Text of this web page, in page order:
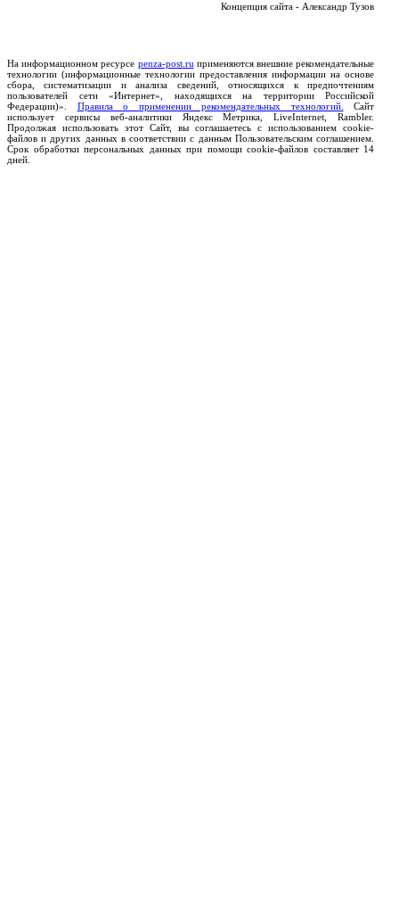
Концепция сайта - Александр Тузов
На информационном ресурсе penza-post.ru применяются внешние рекомендательные
технологии (информационные технологии предоставления информации на основе
сбора, систематизации и анализа сведений, относящихся к предпочтениям
пользователей сети «Интернет», находящихся на территории Российской
Федерации)». Правила о применении рекомендательных технологий.
Сайт
использует сервисы веб-аналитики Яндекс Метрика, LiveInternet, Rambler.
Продолжая использовать этот Сайт, вы соглашаетесь с использованием cookie-
файлов и других данных в соответствии с данным Пользовательским соглашением.
Срок обработки персональных данных при помощи cookie-файлов составляет 14
дней.